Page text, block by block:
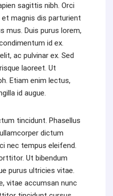
sagittis nibh. Orci
magnis dis parturient
mus. Duis purus lorem,
id ex.
ac pulvinar ex. Sed
laoreet. Ut
Etiam enim lectus,
id augue.
tincidunt. Phasellus
dictum
nec tempus eleifend.
Ut bibendum
purus ultricies vitae.
vitae accumsan nunc